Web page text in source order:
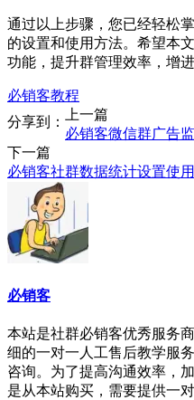
通过以上步骤，您已经轻松
的设置和使用方法。希望本
功能，提升群管理效率，增
必销客教程
分享到：
上一篇
必销客微信群广告
下一篇
必销客社群数据统计设置使
必销客
本站是社群必销客优秀服务
细的一对一人工售后教学服
咨询。为了提高沟通效率，
是从本站购买，需要提供一